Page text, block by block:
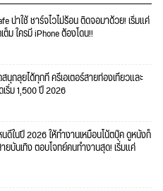
น่าใช้ ชาร์จไวไม่ร้อน ติดจอมาด้วย! เริ่มแค่
ม ใครมี iPhone ต้องโดน!!
กลุยได้ทุกที่ ครีเอเตอร์สายท่องเที่ยวและ
ริ่ม 1,500 ปี 2026
ดีในปี 2026 ให้ทำงานเหมือนโน้ตบุ๊ค ดูหนังก็
ยบันเทิง ตอบโจทย์คนทำงานสุด! เริ่มแค่